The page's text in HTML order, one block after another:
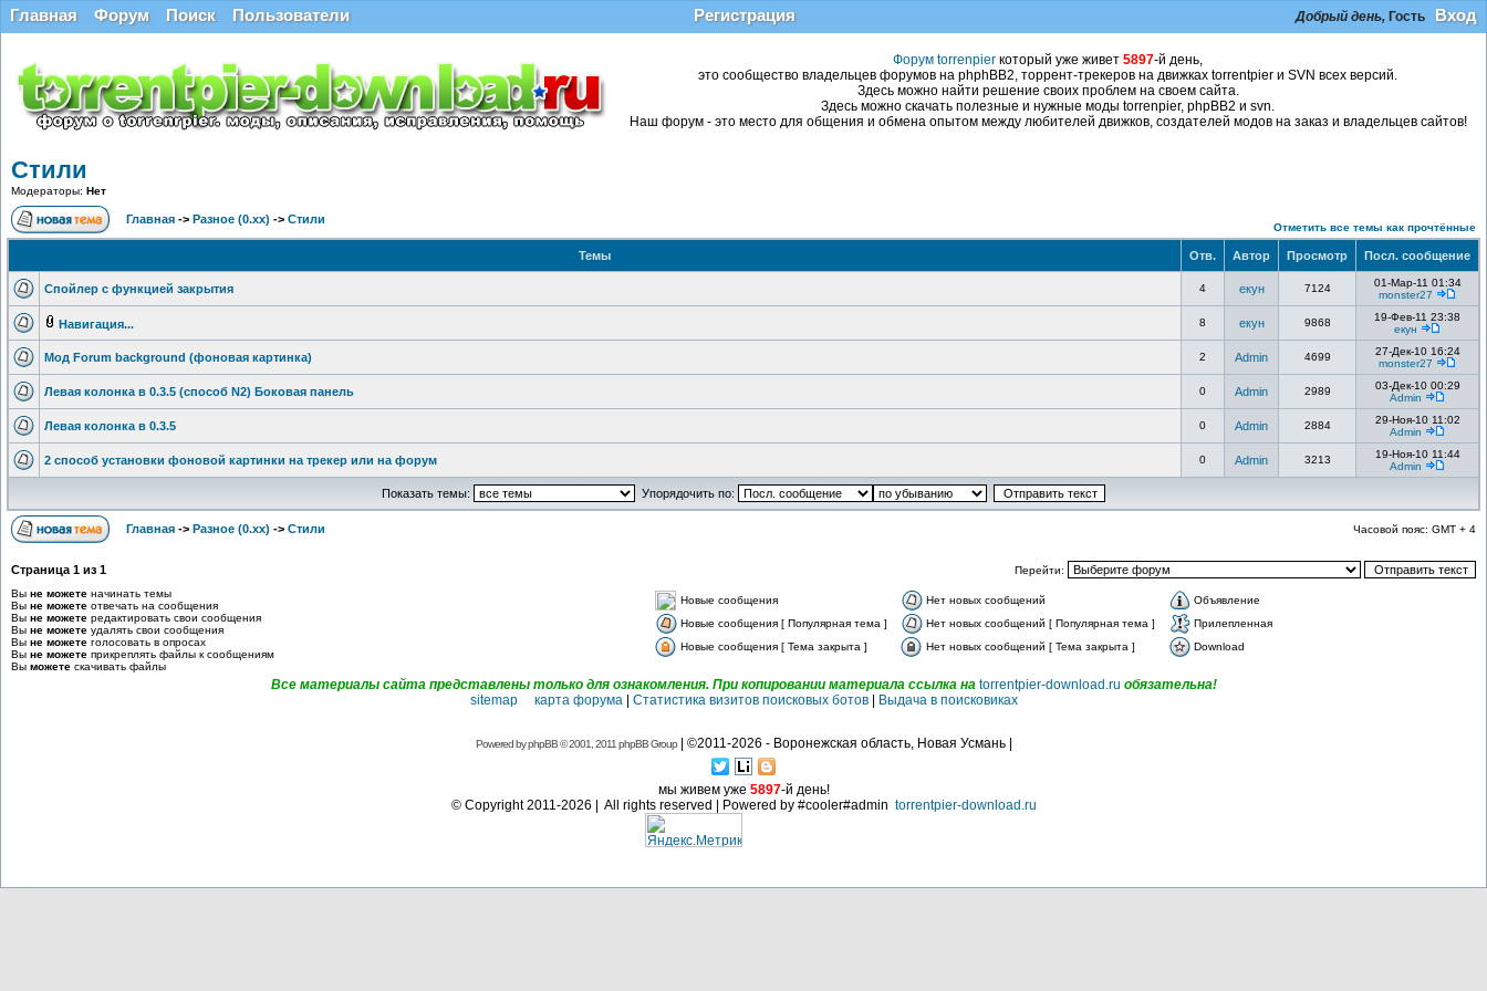
Главная Форум Поиск Пользователи Регистрация Добрый день, Гость Вход
Форум torrenpier который уже живет 5897-й день,
это сообщество владельцев форумов на phphBB2, торрент-трекеров на движках torrentpier и SVN всех версий.
Здесь можно найти решение своих проблем на своем сайта.
Здесь можно скачать полезные и нужные моды torrenpier, phpBB2 и svn.
Наш форум - это место для общения и обмена опытом между любителей движков, создателей модов на заказ и владельцев сайтов!
Стили
Модераторы: Нет
Главная -> Разное (0.xx) -> Стили
Отметить все темы как прочтённые
Темы Отв. Автор Просмотр Посл. сообщение
Спойлер с функцией закрытия 4 екун 7124
01-Мар-11 01:34
monster27
Навигация... 8 екун 9868
19-Фев-11 23:38
екун
Мод Forum background (фоновая картинка) 2 Admin 4699
27-Дек-10 16:24
monster27
Левая колонка в 0.3.5 (способ N2) Боковая панель 0 Admin 2989
03-Дек-10 00:29
Admin
Левая колонка в 0.3.5 0 Admin 2884
29-Ноя-10 11:02
Admin
2 способ установки фоновой картинки на трекер или на форум 0 Admin 3213
19-Ноя-10 11:44
Admin
Показать темы: Упорядочить по:
Главная -> Разное (0.xx) -> Стили Часовой пояс: GMT + 4
Страница 1 из 1
Перейти:
Вы не можете начинать темы
Вы не можете отвечать на сообщения
Вы не можете редактировать свои сообщения
Вы не можете удалять свои сообщения
Вы не можете голосовать в опросах
Вы не можете прикреплять файлы к сообщениям
Вы можете скачивать файлы
Новые сообщения Нет новых сообщений
Объявление
Новые сообщения [ Популярная тема ]
Нет новых сообщений [ Популярная тема ]
Прилепленная
Новые сообщения [ Тема закрыта ]
Нет новых сообщений [ Тема закрыта ] Download
Все материалы сайта представлены только для ознакомления. При копировании материала ссылка на torrentpier-download.ru обязательна!
sitemap карта форума| Статистика визитов поисковых ботов| Выдача в поисковиках
Powered byphpBB© 2001, 2011 phpBB Group| ©2011-2026 - Воронежская область, Новая Усмань |
мы живем уже 5897-й день!
© Copyright 2011-2026 | All rights reserved | Powered by #cooler#admin torrentpier-download.ru